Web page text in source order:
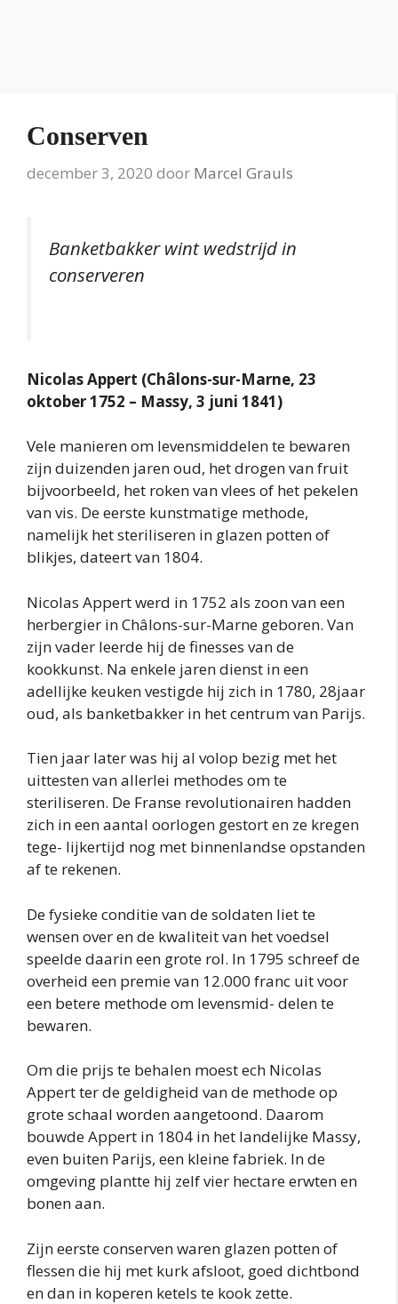
Conserven
december 3, 2020 door Marcel Grauls
Banketbakker wint wedstrijd in
conserveren
Nicolas Appert (Châlons-sur-Marne, 23
oktober 1752 – Massy, 3 juni 1841)
Vele manieren om levensmiddelen te bewaren
zijn duizenden jaren oud, het drogen van fruit
bijvoorbeeld, het roken van vlees of het pekelen
van vis. De eerste kunstmatige methode,
namelijk het steriliseren in glazen potten of
blikjes, dateert van 1804.
Nicolas Appert werd in 1752 als zoon van een
herbergier in Châlons-sur-Marne geboren. Van
zijn vader leerde hij de finesses van de
kookkunst. Na enkele jaren dienst in een
adellijke keuken vestigde hij zich in 1780, 28jaar
oud, als banketbakker in het centrum van Parijs.
Tien jaar later was hij al volop bezig met het
uittesten van allerlei methodes om te
steriliseren. De Franse revolutionairen hadden
zich in een aantal oorlogen gestort en ze kregen
tege- lijkertijd nog met binnenlandse opstanden
af te rekenen.
De fysieke conditie van de soldaten liet te
wensen over en de kwaliteit van het voedsel
speelde daarin een grote rol. In 1795 schreef de
overheid een premie van 12.000 franc uit voor
een betere methode om levensmid- delen te
bewaren.
Om die prijs te behalen moest ech Nicolas
Appert ter de geldigheid van de methode op
grote schaal worden aangetoond. Daarom
bouwde Appert in 1804 in het landelijke Massy,
even buiten Parijs, een kleine fabriek. In de
omgeving plantte hij zelf vier hectare erwten en
bonen aan.
Zijn eerste conserven waren glazen potten of
flessen die hij met kurk afsloot, goed dichtbond
en dan in koperen ketels te kook zette.